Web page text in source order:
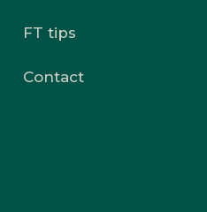
FT tips
Contact